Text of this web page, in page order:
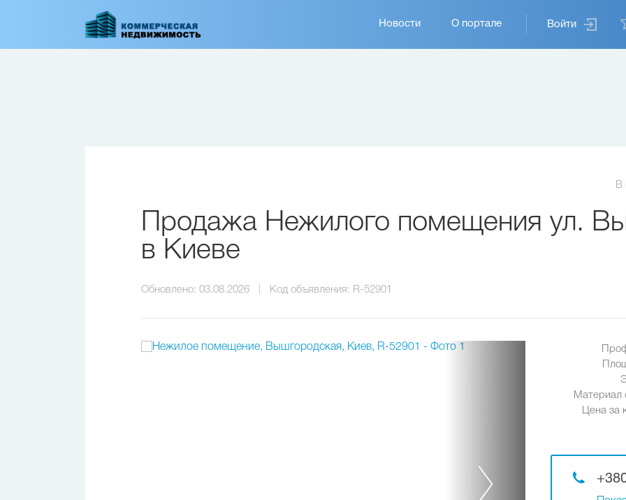
Войти
Основная
навигация
Новости О портале
В
Продажа Нежилого помещения ул.
в Киеве
Обновлено: 03.08.2026 Код объявления: R-52901
Материал
Цена за